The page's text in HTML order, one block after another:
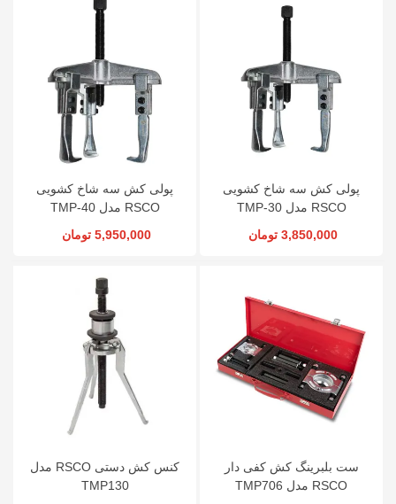
پولی کش سه شاخ کشویی
RSCO مدل TMP-30
3,850,000 تومان
پولی کش سه شاخ کشویی
RSCO مدل TMP-40
5,950,000 تومان
ست بلبرینگ کش کفی دار
RSCO مدل TMP706
کنس کش دستی RSCO مدل
TMP130